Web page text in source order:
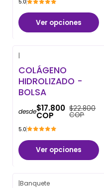
5.0
Ver opciones
|
COLÁGENO
HIDROLIZADO -
BOLSA
desde$17.800
COP
$22.800
COP
5.0
Ver opciones
|Banquete